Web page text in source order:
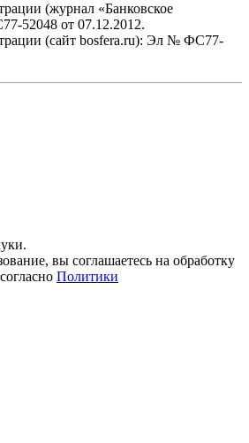
(журнал «Банковское
52048 от 07.12.2012.
(сайт bosfera.ru): Эл № ФС77-
вы соглашаетесь на обработку
Политики